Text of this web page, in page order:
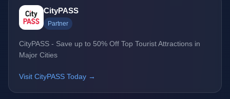
CityPASS
Partner
CityPASS - Save up to 50% Off Top Tourist Attractions in
Major Cities
Visit CityPASS Today →